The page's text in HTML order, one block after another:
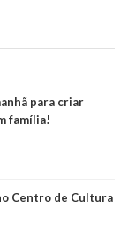
para criar
família!
Centro de Cultura